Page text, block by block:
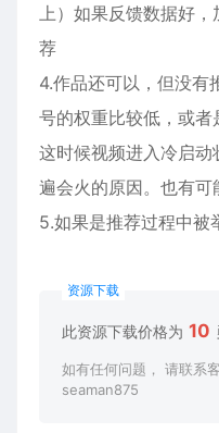
上）如果反馈数据好
荐
4.作品还可以，但没有
号的权重比较低，或者
这时候视频进入冷启
遍会火的原因。也有可
5.如果是推荐过程中被
资源下载
此资源下载价格为 10
如有任何问题， 请联系
seaman875